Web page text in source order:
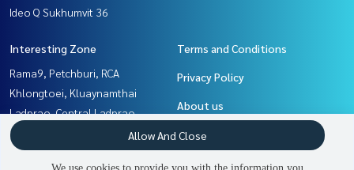
Ideo Q Sukhumvit 36
Interesting Zone
Rama9, Petchburi, RCA
Khlongtoei, Kluaynamthai
Ladprao, Central Ladprao
Witthayu, Chidlom, Langsuan,
Ploenchit
Terms and Conditions
Privacy Policy
About us
How to sale-rent
Contact
Allow And Close